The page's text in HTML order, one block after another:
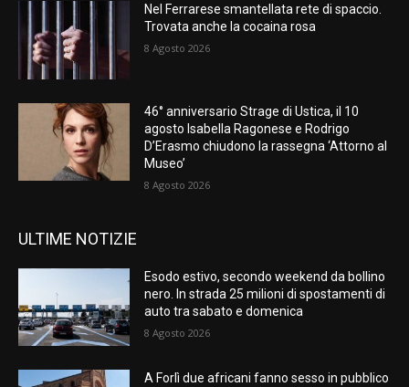
Nel Ferrarese smantellata rete di spaccio.
Trovata anche la cocaina rosa
8 Agosto 2026
46° anniversario Strage di Ustica, il 10
agosto Isabella Ragonese e Rodrigo
D’Erasmo chiudono la rassegna ‘Attorno al
Museo’
8 Agosto 2026
ULTIME NOTIZIE
Esodo estivo, secondo weekend da bollino
nero. In strada 25 milioni di spostamenti di
auto tra sabato e domenica
8 Agosto 2026
A Forlì due africani fanno sesso in pubblico